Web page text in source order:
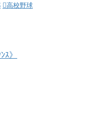
高校野球
ｽ》